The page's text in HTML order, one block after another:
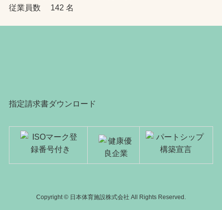
従業員数 142 名
指定請求書ダウンロード
Copyright © 日本体育施設株式会社 All Rights Reserved.